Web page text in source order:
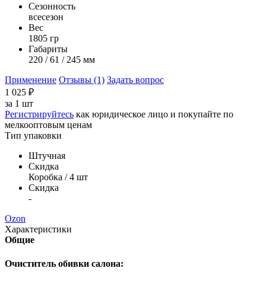
Сезонность
всесезон
Вес
1805 гр
Габариты
220 / 61 / 245 мм
Применение Отзывы (1) Задать вопрос
1 025 ₽
за 1 шт
Регистрируйтесь как юридическое лицо и покупайте по
мелкооптовым ценам
Тип упаковки
Штучная
Скидка
Коробка / 4 шт
Скидка
-
Ozon
Характеристики
Общие
Очиститель обивки салона: